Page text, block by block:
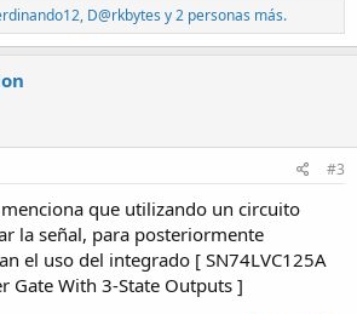
, D@rkbytes y 2 personas más.
#3
que utilizando un circuito
la señal, para posteriormente
el uso del integrado [ SN74LVC125A
Gate With 3-State Outputs ]